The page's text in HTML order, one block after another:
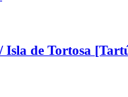
Isla de Tortosa